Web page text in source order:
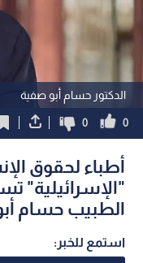
الدكتور حسام أبو صفية
0
0
أطباء لحقوق
"الإسرائيلية"
الطبيب حسام
استمع للخبر: